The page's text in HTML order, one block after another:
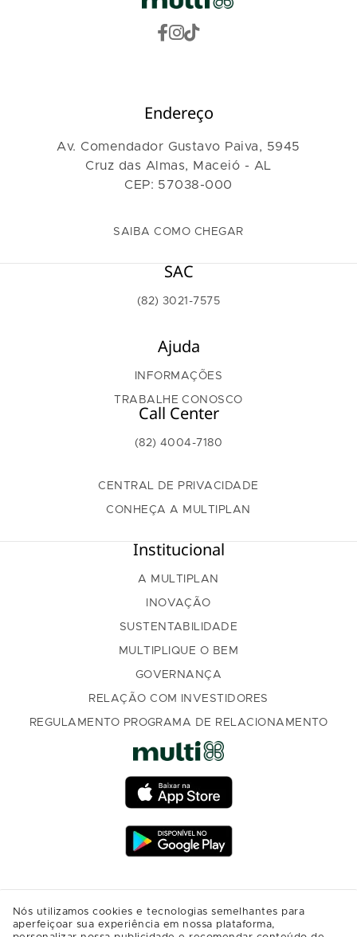
Nós utilizamos cookies e tecnologias semelhantes para
aperfeiçoar sua experiência em nossa plataforma,
Endereço
Av. Comendador Gustavo Paiva, 5945
Cruz das Almas, Maceió - AL
CEP: 57038-000
SAIBA COMO CHEGAR
SAC
(82) 3021-7575
Ajuda
INFORMAÇÕES
TRABALHE CONOSCO
Call Center
(82) 4004-7180
CENTRAL DE PRIVACIDADE
CONHEÇA A MULTIPLAN
Institucional
A MULTIPLAN
INOVAÇÃO
SUSTENTABILIDADE
MULTIPLIQUE O BEM
GOVERNANÇA
RELAÇÃO COM INVESTIDORES
REGULAMENTO PROGRAMA DE RELACIONAMENTO